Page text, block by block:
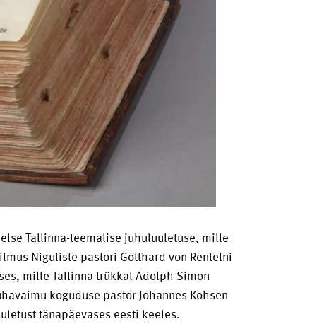
Tallinna-teemalise juhuluuletuse, mille
Niguliste pastori Gotthard von Rentelni
mille Tallinna trükkal Adolph Simon
koguduse pastor Johannes Kohsen
tänapäevases eesti keeles.